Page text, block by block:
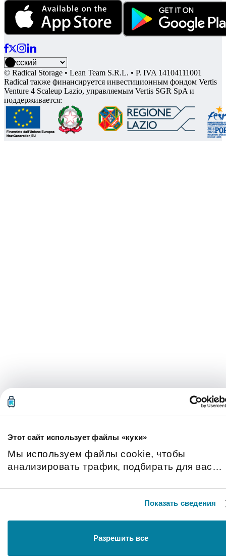
Этот сайт использует файлы «куки»
Мы используем файлы cookie, чтобы
анализировать трафик, подбирать для вас
вам возможность делиться информацией в
социальных сетях. Мы передаем
занимающимся рекламой и веб-аналитикой.
Наши партнеры могут комбинировать эти
Показать сведения
Разрешить все
© Radical Storage • Lean Team S.R.L. • P. IVA 14104111001
Radical также финансируется инвестиционным фондом Vertis
Venture 4 Scaleup Lazio, управляемым Vertis SGR SpA и
поддерживается: